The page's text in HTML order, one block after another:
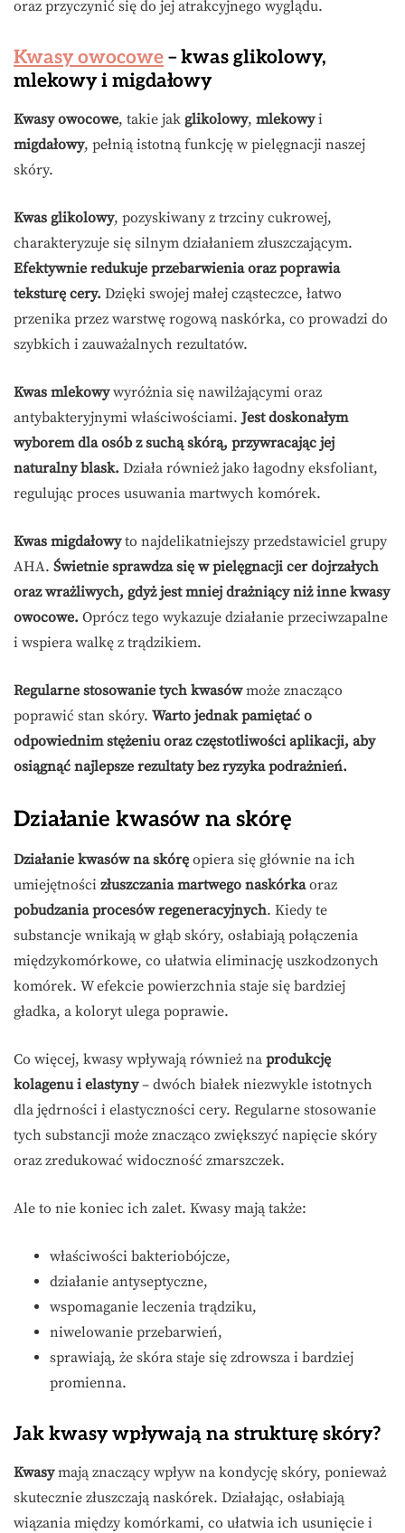
oraz przyczynić się do jej atrakcyjnego wyglądu.
Kwasy owocowe – kwas glikolowy,
mlekowy i migdałowy
Kwasy owocowe, takie jak glikolowy, mlekowyi
migdałowy, pełnią istotną funkcję w pielęgnacji naszej
skóry.
Kwas glikolowy, pozyskiwany z trzciny cukrowej,
charakteryzuje się silnym działaniem złuszczającym.
Efektywnie redukuje przebarwienia oraz poprawia
teksturę cery. Dzięki swojej małej cząsteczce, łatwo
przenika przez warstwę rogową naskórka, co prowadzi do
szybkich i zauważalnych rezultatów.
Kwas mlekowywyróżnia się nawilżającymi oraz
antybakteryjnymi właściwościami. Jest doskonałym
wyborem dla osób z suchą skórą, przywracając jej
naturalny blask. Działa również jako łagodny eksfoliant,
regulując proces usuwania martwych komórek.
Kwas migdałowyto najdelikatniejszy przedstawiciel grupy
AHA. Świetnie sprawdza się w pielęgnacji cer dojrzałych
oraz wrażliwych, gdyż jest mniej drażniący niż inne kwasy
owocowe. Oprócz tego wykazuje działanie przeciwzapalne
i wspiera walkę z trądzikiem.
Regularne stosowanie tych kwasówmoże znacząco
poprawić stan skóry. Warto jednak pamiętać o
odpowiednim stężeniu oraz częstotliwości aplikacji, aby
osiągnąć najlepsze rezultaty bez ryzyka podrażnień.
Działanie kwasów na skórę
Działanie kwasów na skórę opiera się głównie na ich
umiejętności złuszczania martwego naskórkaoraz
pobudzania procesów regeneracyjnych. Kiedy te
substancje wnikają w głąb skóry, osłabiają połączenia
międzykomórkowe, co ułatwia eliminację uszkodzonych
komórek. W efekcie powierzchnia staje się bardziej
gładka, a koloryt ulega poprawie.
Co więcej, kwasy wpływają również na produkcję
kolagenu i elastyny– dwóch białek niezwykle istotnych
dla jędrności i elastyczności cery. Regularne stosowanie
tych substancji może znacząco zwiększyć napięcie skóry
oraz zredukować widoczność zmarszczek.
Ale to nie koniec ich zalet. Kwasy mają także:
właściwości bakteriobójcze,
działanie antyseptyczne,
wspomaganie leczenia trądziku,
niwelowanie przebarwień,
sprawiają, że skóra staje się zdrowsza i bardziej
promienna.
Jak kwasy wpływają na strukturę skóry?
Kwasymają znaczący wpływ na kondycję skóry, ponieważ
skutecznie złuszczają naskórek. Działając, osłabiają
wiązania między komórkami, co ułatwia ich usunięcie i